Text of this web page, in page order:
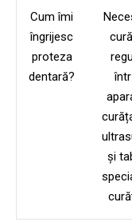
Cum îmi
îngrijesc
proteza
dentară?
și